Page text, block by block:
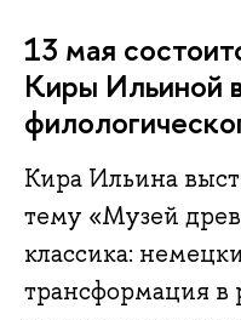
13 мая
Киры Ильиной
Кира Ильина
тему «Музей
классика:
трансформация в